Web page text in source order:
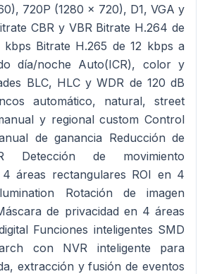
720P (1280 x 720), D1, VGA y
CBR y VBR Bitrate H.264 de
Bitrate H.265 de 12 kbps a
día/noche Auto(ICR), color y
BLC, HLC y WDR de 120 dB
automático, natural, street
y regional custom Control
de ganancia Reducción de
de movimiento
áreas rectangulares ROI en 4
Rotación de imagen
de privacidad en 4 áreas
Funciones inteligentes SMD
con NVR inteligente para
extracción y fusión de eventos